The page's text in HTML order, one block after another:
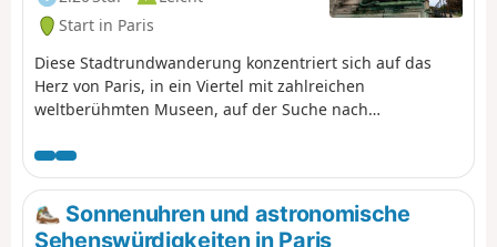
Épinettes mit ihrer für das 19. Jahrhundert
typischen Parkatmosphäre oder die Ruhe
des Square de la Villa Sainte-Croix.
Start in Paris
Diese Stadtrundwanderung konzentriert sich auf das
Herz von Paris, in ein Viertel mit zahlreichen
weltberühmten Museen, auf der Suche nach
besonders zahlreich und vermitteln ein
widersprüchliches Bild der Tierwelt, zweifellos das ihrer
Zeit. Sonnenuhren und astronomische
Sehenswürdigkeiten in Paris